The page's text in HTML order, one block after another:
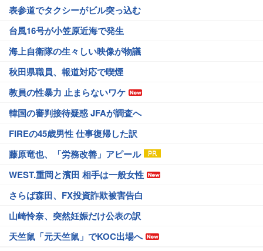
表参道でタクシーがビル突っ込む
台風16号が小笠原近海で発生
海上自衛隊の生々しい映像が物議
秋田県職員、報道対応で喫煙
教員の性暴力 止まらないワケ
韓国の審判接待疑惑 JFAが調査へ
FIREの45歳男性 仕事復帰した訳
藤原竜也、「労務改善」アピール
WEST.重岡と濱田 相手は一般女性
さらば森田、FX投資詐欺被害告白
山崎怜奈、突然妊娠だけ公表の訳
天竺鼠「元天竺鼠」でKOC出場へ